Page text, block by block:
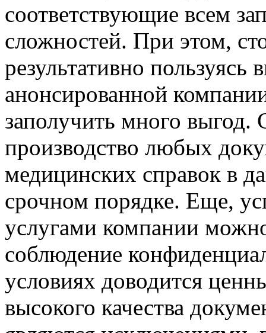
соответствующие всем
сложностей. При этом,
результативно пользуясь
анонсированной
заполучить много выгод.
производство любых
медицинских справок в
срочном порядке. Еще,
услугами компании
соблюдение
условиях доводится
высокого качества